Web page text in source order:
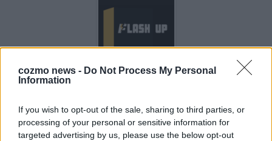
cozmo news - Do Not Process My Personal
Information
If you wish to opt-out of the sale, sharing to third parties, or
processing of your personal or sensitive information for
targeted advertising by us, please use the below opt-out
Hier schreiben, posten und kuratieren unsere Redakteur alles,
was euch wirklich interessiert! Wir sind das Team hinter den
News, Storys und Videos, die ihr auf FLASH UP seht. Ob